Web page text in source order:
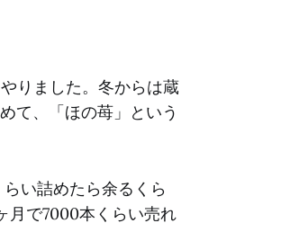
りました。冬からは蔵
て、「ほの苺」という
い詰めたら余るくら
月で7000本くらい売れ